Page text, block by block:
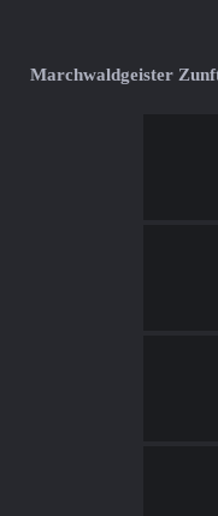
Marchwaldgeister